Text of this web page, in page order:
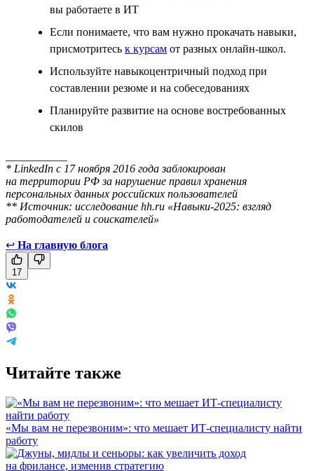
вы работаете в ИТ
Если понимаете, что вам нужно прокачать навыки,
присмотритесь к курсам от разных онлайн-школ.
Используйте навыкоцентричный подход при
составлении резюме и на собеседованиях
Планируйте развитие на основе востребованных
скилов
* LinkedIn с 17 ноября 2016 года заблокирован
на территории РФ за нарушение правил хранения
персональных данных российских пользователей
** Источник: исследование hh.ru «Навыки-2025: взгляд
работодателей и соискателей»
↩ На главную блога
17
Читайте также
«Мы вам не перезвоним»: что мешает ИТ-специалисту найти
работу